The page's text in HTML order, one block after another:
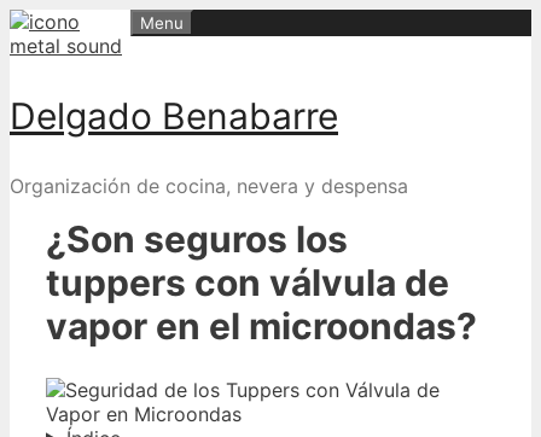
Skip
to
Delgado Benabarre
Organización de cocina, nevera y despensa
Menu
¿Son seguros los
tuppers con válvula de
vapor en el microondas?